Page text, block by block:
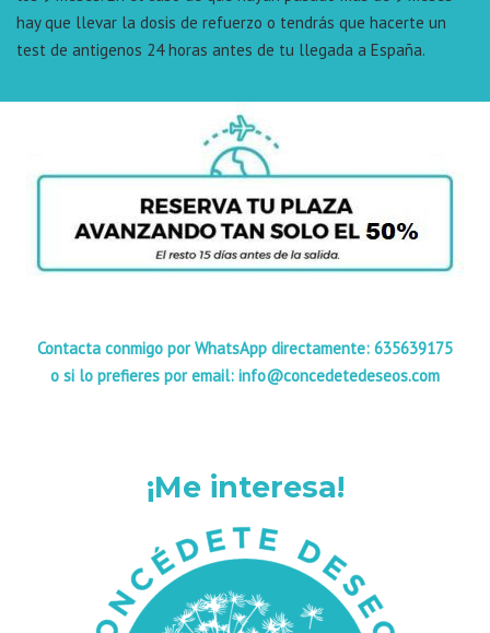
hay que llevar la dosis de refuerzo o tendrás que hacerte un
test de antigenos 24 horas antes de tu llegada a España.
Contacta conmigo por WhatsApp directamente: 635639175
o si lo prefieres por email: info@concedetedeseos.com
¡Me interesa!